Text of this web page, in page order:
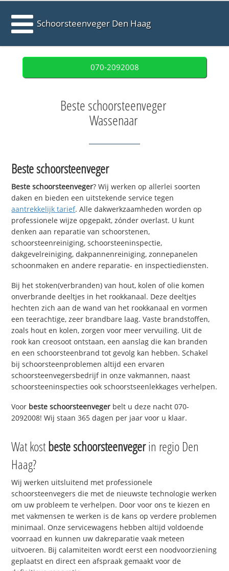
Schoorsteenveger Den Haag
070-2092008
Beste schoorsteenveger
Wassenaar
Beste schoorsteenveger
Beste schoorsteenveger? Wij werken op allerlei soorten
daken en bieden een uitstekende service tegen
aantrekkelijk tarief. Alle dakwerkzaamheden worden op
professionele wijze opgepakt, zónder overlast. U kunt
denken aan reparatie van schoorstenen,
schoorsteenreiniging, schoorsteeninspectie,
dakgevelreiniging, dakpannenreiniging, zonnepanelen
schoonmaken en andere reparatie- en inspectiediensten.
Bij het stoken(verbranden) van hout, kolen of olie komen
onverbrande deeltjes in het rookkanaal. Deze deeltjes
hechten zich aan de wand van het rookkanaal en vormen
een teerachtige, zeer brandbare laag. Vaste brandstoffen,
zoals hout en kolen, zorgen voor meer vervuiling. Uit de
rook kan creosoot ontstaan, een aanslag die kan branden
en een schoorsteenbrand tot gevolg kan hebben. Schakel
bij schoorsteenproblemen altijd een ervaren
schoorsteenvegersbedrijf in onze vakmannen, naast
schoorsteeninspecties ook schoorstseenlekkages verhelpen.
Voor beste schoorsteenveger belt u deze nacht 070-
2092008! Wij staan 365 dagen per jaar voor u klaar.
Wat kostbeste schoorsteenvegerin regio Den
Haag?
Wij werken uitsluitend met professionele
schoorsteenvegers die met de nieuwste technologie werken
om uw probleem te verhelpen. Door voor ons te kiezen en
met vakmensen te werken is de kans op verdere problemen
minimaal. Onze servicewagens hebben altijd voldoende
voorraad en kunnen uw dakreparatie vaak meteen
uitvoeren. Bij calamiteiten wordt eerst een noodvoorziening
geplaatst en direct een afspraak gemaakt voor de